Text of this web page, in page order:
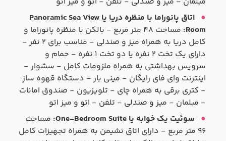
اتاق پانوراما با منظره دریا یا Panoramic Sea View
Room:
مساحت ۴۸ متر مربع - بالکن با منظره پانوراما و
کامل دریا به همراه میز و صندلی - مناسب برای ۲ نفر -
دارای یک تخت ۲ نفره یا دو تخت ۱ نفره - حمام و
سرویس بهداشتی به همراه ملزومات کامل - سشوار -
اینترنت وای فای رایگان - مینی بار - دستگاه قهوه ساز
- کتری برقی به همراه چای - تلویزیون - صندوق امانات
- مبلمان - میز و صندلی - تلفن - اتو و میز اتو
سوئیت یک خوابه یا One-Bedroom Suite:
مساحت
۹۶ متر مربع - دارای اتاق نشیمن به همراه تجهیزات کامل